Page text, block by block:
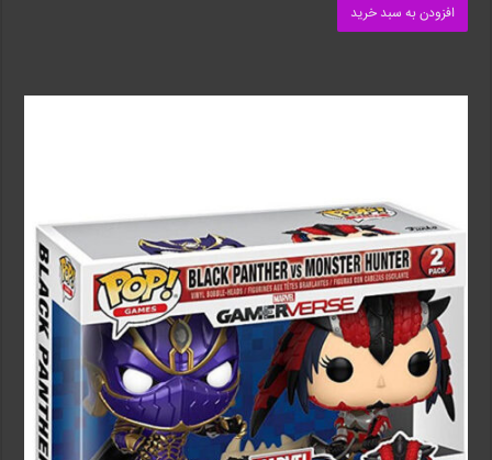
افزودن به سبد خرید